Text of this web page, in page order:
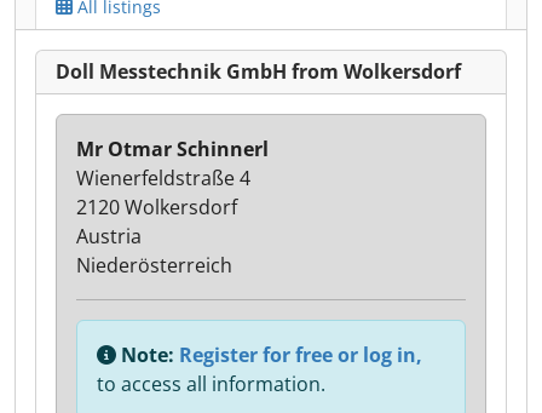
All listings
Doll Messtechnik GmbH from Wolkersdorf
Mr Otmar Schinnerl
Wienerfeldstraße 4
2120 Wolkersdorf
Austria
Niederösterreich
Note: Register for free or log in,
to access all information.